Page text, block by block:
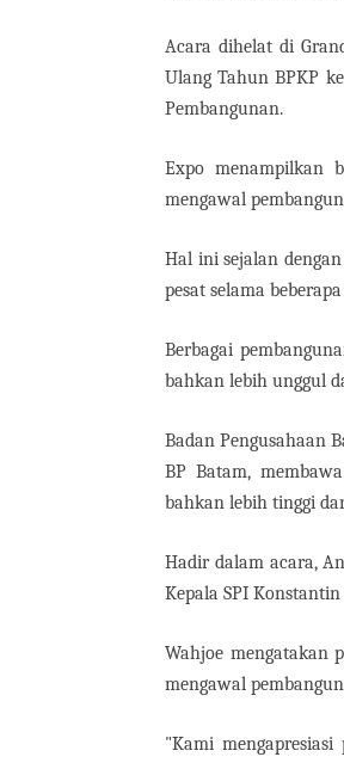
Acara dihelat di
Ulang Tahun BPKP
Pembangunan.
Expo menampilkan
mengawal
Hal ini sejalan
pesat selama
Berbagai
bahkan lebih unggul
Badan Pengusahaan
BP Batam,
bahkan lebih tinggi
Hadir dalam acara,
Kepala SPI Konstantin
Wahjoe mengatakan
mengawal
"Kami